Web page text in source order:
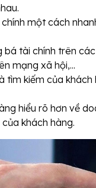
một cách
bá tài chính trên
mạng xã hội,...
tìm kiếm của
hiểu rõ hơn về
khách hàng.